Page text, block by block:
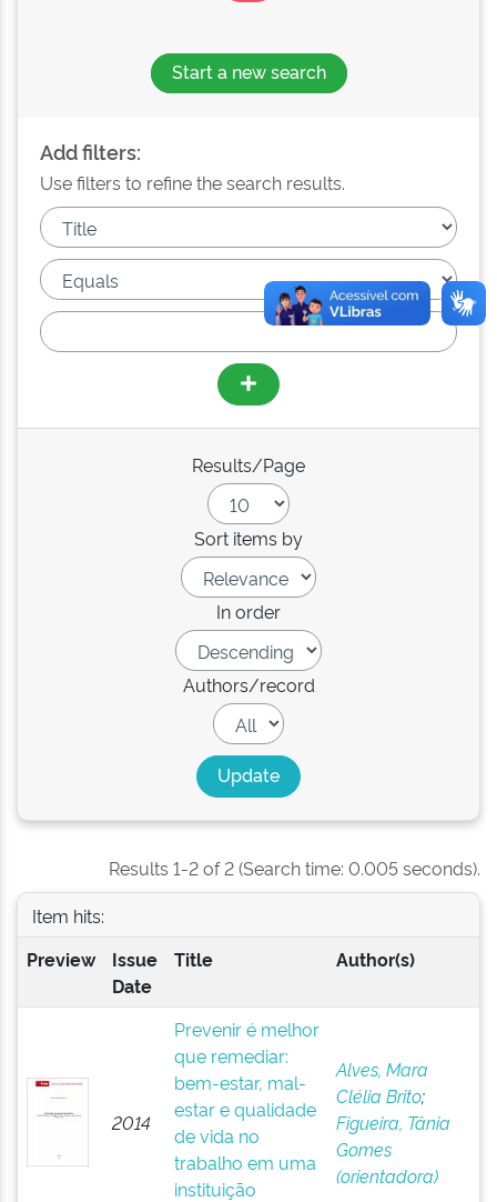
Start a new search
Add filters:
Use filters to refine the search results.
Results/Page
Sort items by
In order
Authors/record
Results 1-2 of 2 (Search time: 0.005 seconds).
Item hits:
Preview
Issue
Date
Title Author(s)
2014
Prevenir é melhor
que remediar:
bem-estar, mal-
estar e qualidade
de vida no
trabalho em uma
instituição
Alves, Mara
Clélia Brito;
Figueira, Tânia
Gomes
(orientadora)